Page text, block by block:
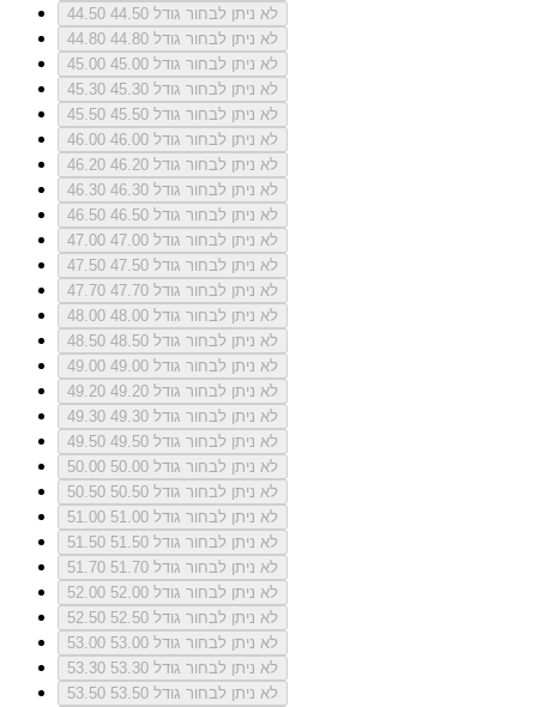
44.50
לא ניתן לבחור גודל 44.50
44.80
לא ניתן לבחור גודל 44.80
45.00
לא ניתן לבחור גודל 45.00
45.30
לא ניתן לבחור גודל 45.30
45.50
לא ניתן לבחור גודל 45.50
46.00
לא ניתן לבחור גודל 46.00
46.20
לא ניתן לבחור גודל 46.20
46.30
לא ניתן לבחור גודל 46.30
46.50
לא ניתן לבחור גודל 46.50
47.00
לא ניתן לבחור גודל 47.00
47.50
לא ניתן לבחור גודל 47.50
47.70
לא ניתן לבחור גודל 47.70
48.00
לא ניתן לבחור גודל 48.00
48.50
לא ניתן לבחור גודל 48.50
49.00
לא ניתן לבחור גודל 49.00
49.20
לא ניתן לבחור גודל 49.20
49.30
לא ניתן לבחור גודל 49.30
49.50
לא ניתן לבחור גודל 49.50
50.00
לא ניתן לבחור גודל 50.00
50.50
לא ניתן לבחור גודל 50.50
51.00
לא ניתן לבחור גודל 51.00
51.50
לא ניתן לבחור גודל 51.50
51.70
לא ניתן לבחור גודל 51.70
52.00
לא ניתן לבחור גודל 52.00
52.50
לא ניתן לבחור גודל 52.50
53.00
לא ניתן לבחור גודל 53.00
53.30
לא ניתן לבחור גודל 53.30
53.50
לא ניתן לבחור גודל 53.50